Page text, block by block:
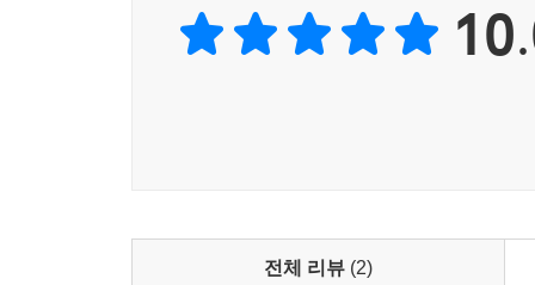
그리하여 지금 여기에서의 자각과 혁신을 강조했
6. 미학적 삶 - 내세가 아닌 현세, 초월이 아닌 지
전체 리뷰 (2)